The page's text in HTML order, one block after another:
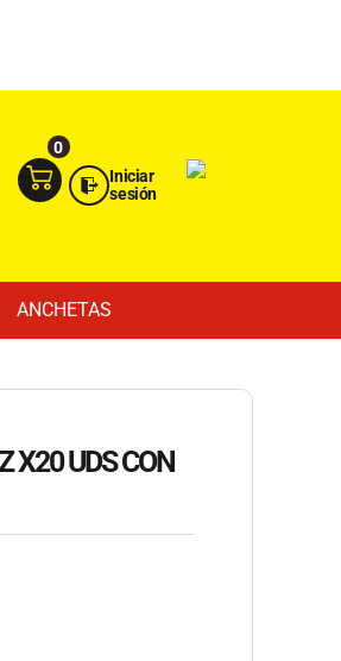
0
Iniciar
sesión
ANCHETAS
X20 UDS CON